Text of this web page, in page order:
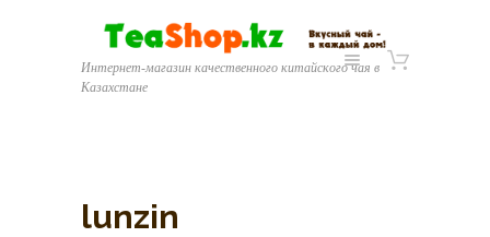
Интернет-магазин качественного китайского чая в
Казахстане
lunzin